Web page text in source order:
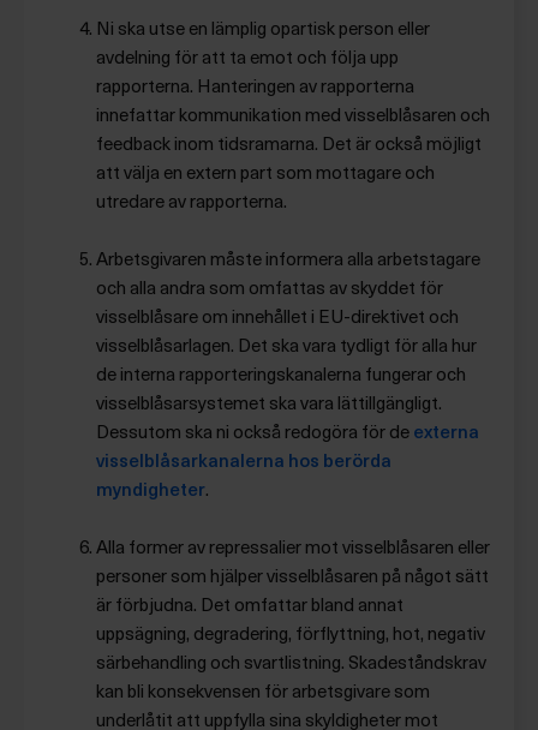
Ni ska utse en lämplig opartisk person eller
avdelning för att ta emot och följa upp
rapporterna. Hanteringen av rapporterna
innefattar kommunikation med visselblåsaren och
feedback inom tidsramarna. Det är också möjligt
att välja en extern part som mottagare och
utredare av rapporterna.
Arbetsgivaren måste informera alla arbetstagare
och alla andra som omfattas av skyddet för
visselblåsare om innehållet i EU-direktivet och
visselblåsarlagen. Det ska vara tydligt för alla hur
de interna rapporteringskanalerna fungerar och
visselblåsarsystemet ska vara lättillgängligt.
Dessutom ska ni också redogöra för de externa
visselblåsarkanalerna hos berörda
myndigheter.
Alla former av repressalier mot visselblåsaren eller
personer som hjälper visselblåsaren på något sätt
är förbjudna. Det omfattar bland annat
uppsägning, degradering, förflyttning, hot, negativ
särbehandling och svartlistning. Skadeståndskrav
kan bli konsekvensen för arbetsgivare som
underlåtit att uppfylla sina skyldigheter mot